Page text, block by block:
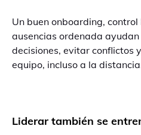
Un buen onboarding,
ausencias ordenada
decisiones, evitar conflictos
equipo, incluso a la
Liderar también se